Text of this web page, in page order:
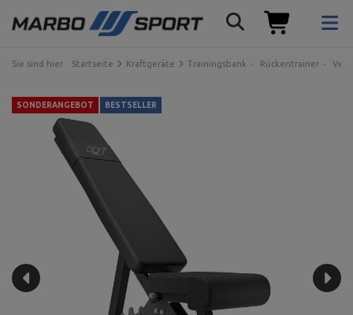
Sie sind hier: Startseite Kraftgeräte Trainingsbank Rückentrainer
SONDERANGEBOT BESTSELLER